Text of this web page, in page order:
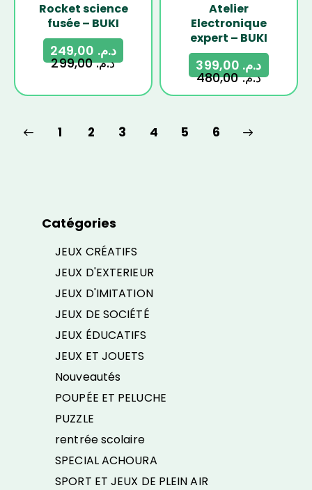
Rocket science
fusée – BUKI
د.م.299,00
د.م.
Atelier
Electronique
expert – BUKI
د.م.480,00
د.م.
1 2 3 4 5 6
→
Catégories
JEUX CRÉATIFS
JEUX D'EXTERIEUR
JEUX D'IMITATION
JEUX DE SOCIÉTÉ
JEUX ÉDUCATIFS
JEUX ET JOUETS
Nouveautés
POUPÉE ET PELUCHE
PUZZLE
rentrée scolaire
SPECIAL ACHOURA
SPORT ET JEUX DE PLEIN AIR